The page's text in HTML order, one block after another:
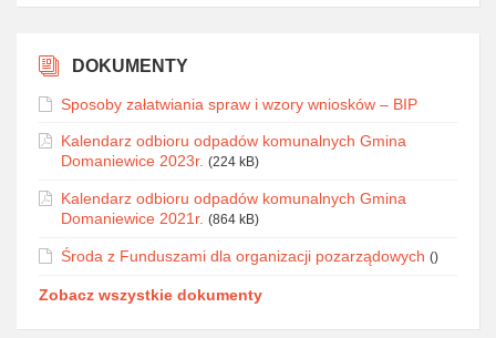
DOKUMENTY
Sposoby załatwiania spraw i wzory wniosków – BIP
Kalendarz odbioru odpadów komunalnych Gmina
Domaniewice 2023r. (224 kB)
Kalendarz odbioru odpadów komunalnych Gmina
Domaniewice 2021r. (864 kB)
Środa z Funduszami dla organizacji pozarządowych ()
Zobacz wszystkie dokumenty